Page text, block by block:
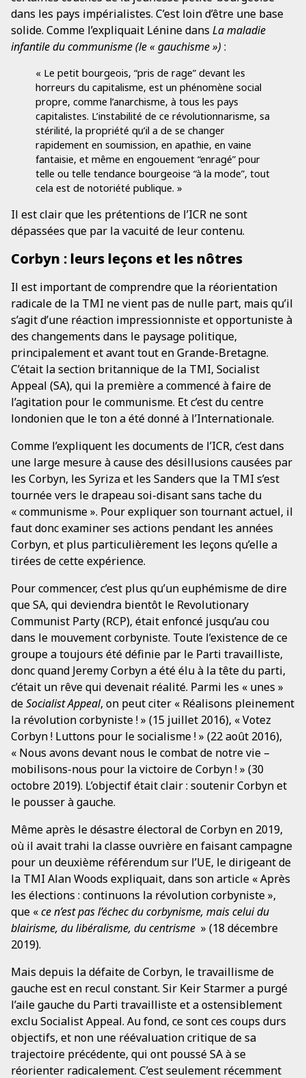
dans les pays impérialistes. C’est loin d’être une base
solide. Comme l’expliquait Lénine dans La maladie
infantile du communisme (le « gauchisme ») :
« Le petit bourgeois, “pris de rage” devant les
horreurs du capitalisme, est un phénomène social
propre, comme l’anarchisme, à tous les pays
capitalistes. L’instabilité de ce révolutionnarisme, sa
stérilité, la propriété qu’il a de se changer
rapidement en soumission, en apathie, en vaine
fantaisie, et même en engouement “enragé” pour
telle ou telle tendance bourgeoise “à la mode”, tout
cela est de notoriété publique. »
Il est clair que les prétentions de l’ICR ne sont
dépassées que par la vacuité de leur contenu.
Corbyn : leurs leçons et les nôtres
Il est important de comprendre que la réorientation
radicale de la TMI ne vient pas de nulle part, mais qu’il
s’agit d’une réaction impressionniste et opportuniste à
des changements dans le paysage politique,
principalement et avant tout en Grande-Bretagne.
C’était la section britannique de la TMI, Socialist
Appeal (SA), qui la première a commencé à faire de
l’agitation pour le communisme. Et c’est du centre
londonien que le ton a été donné à l’Internationale.
Comme l’expliquent les documents de l’ICR, c’est dans
une large mesure à cause des désillusions causées par
les Corbyn, les Syriza et les Sanders que la TMI s’est
tournée vers le drapeau soi-disant sans tache du
« communisme ». Pour expliquer son tournant actuel, il
faut donc examiner ses actions pendant les années
Corbyn, et plus particulièrement les leçons qu’elle a
tirées de cette expérience.
Pour commencer, c’est plus qu’un euphémisme de dire
que SA, qui deviendra bientôt le Revolutionary
Communist Party (RCP), était enfoncé jusqu’au cou
dans le mouvement corbyniste. Toute l’existence de ce
groupe a toujours été définie par le Parti travailliste,
donc quand Jeremy Corbyn a été élu à la tête du parti,
c’était un rêve qui devenait réalité. Parmi les « unes »
deSocialist Appeal, on peut citer « Réalisons pleinement
la révolution corbyniste ! » (15 juillet 2016), « Votez
Corbyn ! Luttons pour le socialisme ! » (22 août 2016),
« Nous avons devant nous le combat de notre vie –
mobilisons-nous pour la victoire de Corbyn ! » (30
octobre 2019). L’objectif était clair : soutenir Corbyn et
le pousser à gauche.
Même après le désastre électoral de Corbyn en 2019,
où il avait trahi la classe ouvrière en faisant campagne
pour un deuxième référendum sur l’UE, le dirigeant de
la TMI Alan Woods expliquait, dans son article « Après
les élections : continuons la révolution corbyniste »,
que «ce n’est pas l’échec du corbynisme, mais celui du
blairisme, du libéralisme, du centrisme » (18 décembre
2019).
Mais depuis la défaite de Corbyn, le travaillisme de
gauche est en recul constant. Sir Keir Starmer a purgé
l’aile gauche du Parti travailliste et a ostensiblement
exclu Socialist Appeal. Au fond, ce sont ces coups durs
objectifs, et non une réévaluation critique de sa
trajectoire précédente, qui ont poussé SA à se
réorienter radicalement. C’est seulement récemment